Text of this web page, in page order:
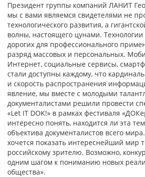
Президент группы компаний ЛАНИТ
мы с вами являемся свидетелями не
технологического развития, а
волны, настоящего цунами.
дорогих для профессионального
разряд массовых и персональных.
Интернет, социальные сервисы,
стали доступны каждому, что
и скорость распространения
явление, мы вместе с молодыми
документалистами решили провести
«Let IT DOK!» в рамках фестиваля
интересно понять, находится ли эта
объектива документалистов всего
хочется показать интереснейший мир
российскому зрителю. Возможно,
одним шагом к пониманию новых
общества».